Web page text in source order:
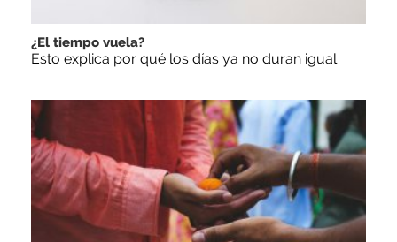
¿El tiempo vuela?
Esto explica por qué los días ya no duran igual